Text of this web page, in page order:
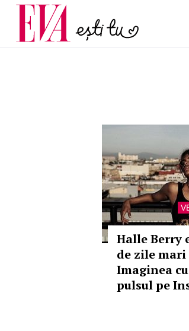
Halle Berry
de zile mari
Imaginea
pulsul pe
Carieră
Actualitate